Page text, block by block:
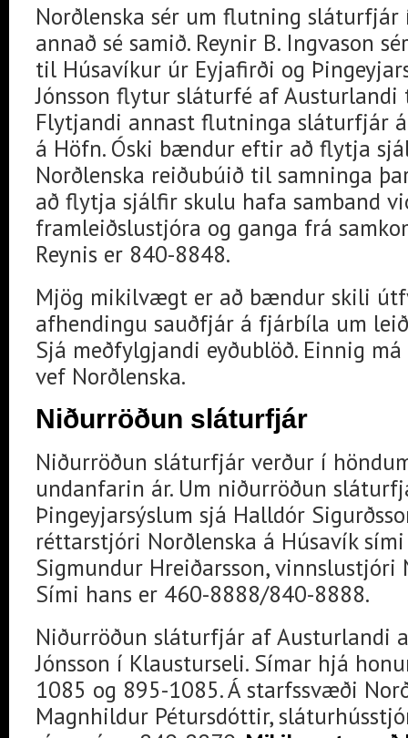
Norðlenska sér um flutning sláturfjár
annað sé samið. Reynir B. Ingvason
til Húsavíkur úr Eyjafirði og
Jónsson flytur sláturfé af
Flytjandi annast flutninga sláturfjár
á Höfn. Óski bændur eftir að flytja
Norðlenska reiðubúið til samninga
að flytja sjálfir skulu hafa samband
framleiðslustjóra og ganga frá
Reynis er 840-8848.
Mjög mikilvægt er að bændur skili
afhendingu sauðfjár á fjárbíla um
Sjá meðfylgjandi eyðublöð. Einnig
vef Norðlenska.
Niðurröðun sláturfjár
Niðurröðun sláturfjár verður í
undanfarin ár. Um niðurröðun
Þingeyjarsýslum sjá Halldór
réttarstjóri Norðlenska á Húsavík
Sigmundur Hreiðarsson, vinnslustjóri
Sími hans er 460-8888/840-8888.
Niðurröðun sláturfjár af Austurlandi
Jónsson í Klausturseli. Símar hjá
1085 og 895-1085. Á starfssvæði
Magnhildur Pétursdóttir,